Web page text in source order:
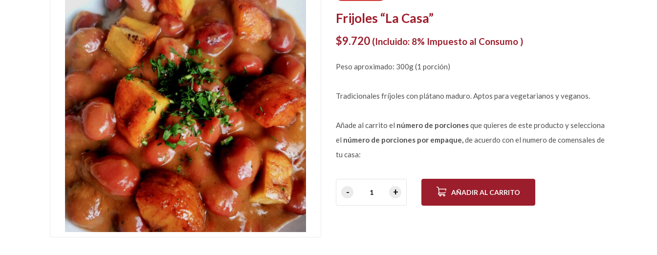
Frijoles “La Casa”
$9.720 (Incluido: 8% Impuesto al Consumo )
Peso aproximado: 300g (1 porción)
Tradicionales fríjoles con plátano maduro. Aptos para vegetarianos y veganos.
Añade al carrito el número de porcionesque quieres de este producto y selecciona
el número de porciones por empaque,de acuerdo con el numero de comensales de
tu casa:
AÑADIR AL CARRITO